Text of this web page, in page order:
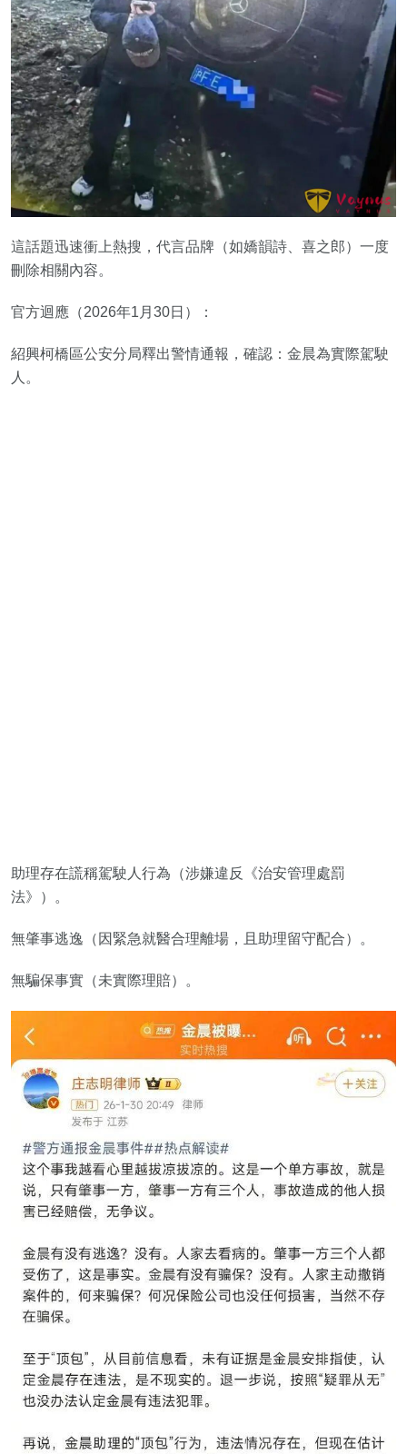
這話題迅速衝上熱搜，代言品牌（如嬌韻詩、喜之郎）一度
刪除相關內容。
官方迴應（2026年1月30日）：
紹興柯橋區公安分局釋出警情通報，確認：金晨為實際駕駛
人。
助理存在謊稱駕駛人行為（涉嫌違反《治安管理處罰
法》）。
無肇事逃逸（因緊急就醫合理離場，且助理留守配合）。
無騙保事實（未實際理賠）。